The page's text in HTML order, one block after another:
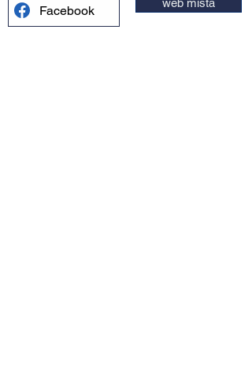
Facebook web místa